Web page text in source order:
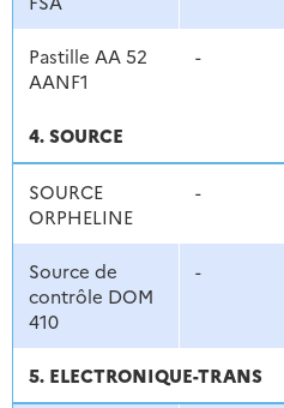
Pastille AA 52
AANF1
-
4. SOURCE
SOURCE
ORPHELINE
-
Source de
contrôle DOM
410
-
5. ELECTRONIQUE-TRANS